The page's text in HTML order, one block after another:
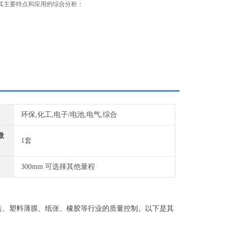
要特点和应用的综合分析：
环保,化工,电子/电池,电气,综合
1套
300mm 可选择其他量程
塑料薄膜、纸张、橡胶等行业的质量控制。以下是其